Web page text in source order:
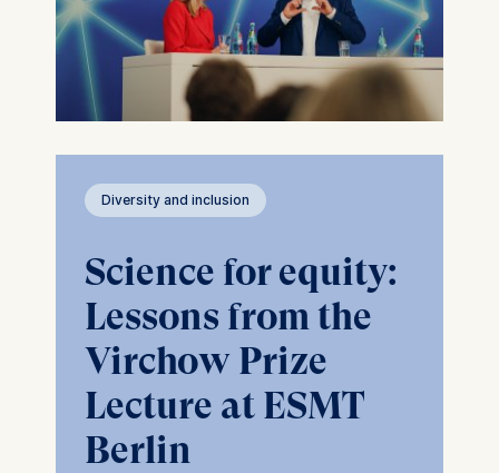
Diversity and inclusion
Science for equity:
Lessons from the
Virchow Prize
Lecture at ESMT
Berlin